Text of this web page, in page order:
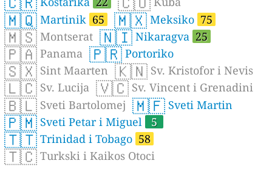
🇲🇶 Martinik 65 🇲🇽 Meksiko 75
🇲🇸 Montserat 🇳🇮 Nikaragva 25
🇵🇦 Panama 🇵🇷 Portoriko
🇸🇽 Sint Maarten 🇰🇳 Sv. Kristofor i Nevis
🇱🇨 Sv. Lucija 🇻🇨 Sv. Vincent i Grenadini
🇧🇱 Sveti Bartolomej 🇲🇫 Sveti Martin
🇵🇲 Sveti Petar i Miguel 5
🇹🇹 Trinidad i Tobago 58
🇹🇨 Turkski i Kaikos Otoci